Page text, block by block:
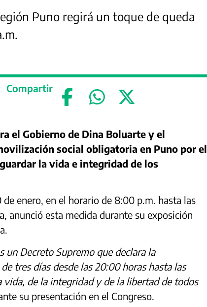
Puno regirá un toque de queda
Compartir
el Gobierno de Dina Boluarte y el
social obligatoria en Puno por el
la vida e integridad de los
de enero, en el horario de 8:00 p.m. hasta las
anunció esta medida durante su exposición
un Decreto Supremo que declara la
tres días desde las 20:00 horas hasta las
de la integridad y de la libertad de todos
su presentación en el Congreso.